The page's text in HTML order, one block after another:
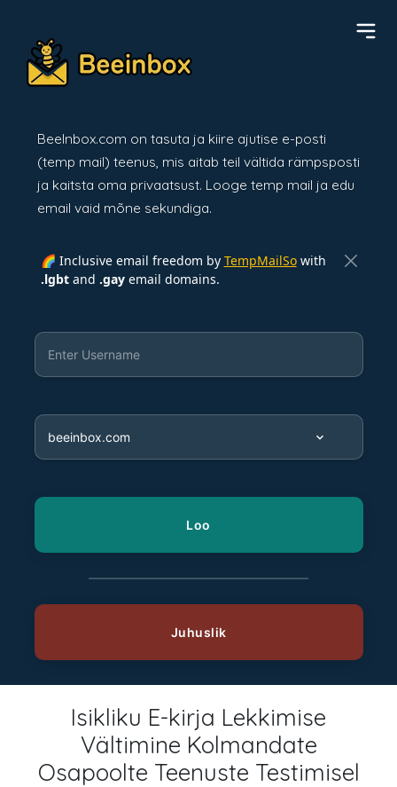
BeeInbox.com on tasuta ja kiire ajutise e-posti
(temp mail) teenus, mis aitab teil vältida rämpsposti
ja kaitsta oma privaatsust. Looge temp mail ja edu
email vaid mõne sekundiga.
🌈 Inclusive email freedom by TempMailSowith
.lgbtand .gayemail domains.
Isikliku E-kirja Lekkimise
Vältimine Kolmandate
Osapoolte Teenuste Testimisel